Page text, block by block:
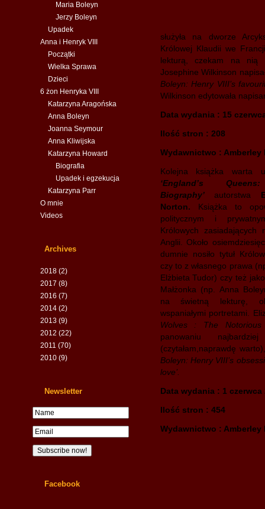
służyła na dworze
Królowej Klaudii we
lekturą, czekam na nią
Josephine Wilkinson
Boleyn: Henry VIII’s
Wilkinson edytowała
Data wydania : 15
Ilość stron : 208
Wydawnictwo : Amberley
Kolejna książka warta
‘England’s
Biography’autorstwa
Norton. Książka to
politycznym i
Królowych zasiadających
Anglii. Około
dumnie nosiło tytuł
czy to z własnego prawa
Elżbieta Tudor) czy też
Małżonka (np. Anna
na świetną lekturę,
wspaniałymi portretami.
Wolves : The Notorious
panowaniu
(czytałam,naprawdę
Boleyn: Henry VIII’s
love’.
Data wydania : 1 czerwca
Ilość stron : 454
Wydawnictwo : Amberley
Maria Boleyn
Jerzy Boleyn
Upadek
Anna i Henryk VIII
Początki
Wielka Sprawa
Dzieci
6 żon Henryka VIII
Katarzyna Aragońska
Anna Boleyn
Joanna Seymour
Anna Kliwijska
Katarzyna Howard
Biografia
Upadek i egzekucja
Katarzyna Parr
O mnie
Videos
Archives
2018 (2)
2017 (8)
2016 (7)
2014 (2)
2013 (9)
2012 (22)
2011 (70)
2010 (9)
Newsletter
Facebook